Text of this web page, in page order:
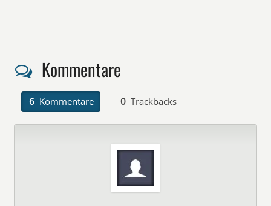
Kommentare
6 Kommentare 0 Trackbacks